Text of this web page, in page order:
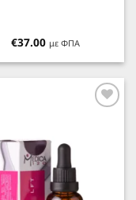
€37.00 με ΦΠΑ
Προσθήκη